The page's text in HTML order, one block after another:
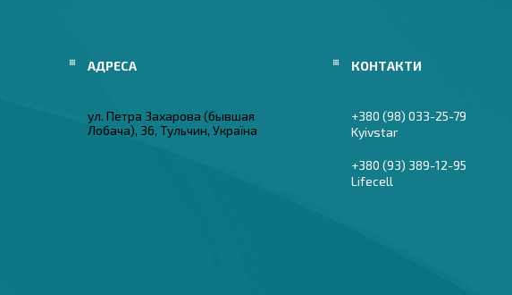
ул. Петра Захарова (бывшая
Лобача), 36, Тульчин, Україна
+380 (98) 033-25-79
Kyivstar
+380 (93) 389-12-95
Lifecell